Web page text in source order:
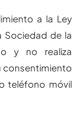
a la Ley
Sociedad de la
y no realiza
consentimiento
teléfono móvil